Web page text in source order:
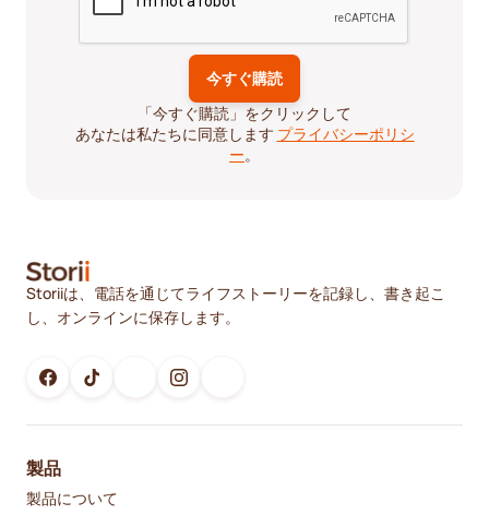
「今すぐ購読」をクリックして
あなたは私たちに同意します プライバシーポリシ
ー。
Storiiは、電話を通じてライフストーリーを記録し、書き起こ
し、オンラインに保存します。
製品
製品について